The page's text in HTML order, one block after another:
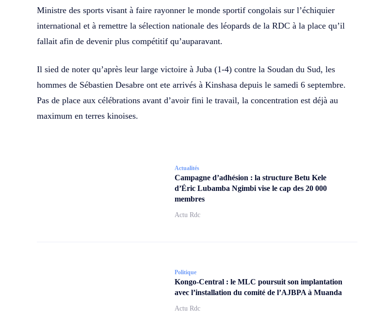
Ministre des sports visant à faire rayonner le monde sportif congolais sur l’échiquier
international et à remettre la sélection nationale des léopards de la RDC à la place qu’il
fallait afin de devenir plus compétitif qu’auparavant.
Il sied de noter qu’après leur large victoire à Juba (1-4) contre la Soudan du Sud, les
hommes de Sébastien Desabre ont ete arrivés à Kinshasa depuis le samedi 6 septembre.
Pas de place aux célébrations avant d’avoir fini le travail, la concentration est déjà au
maximum en terres kinoises.
Actualités
Campagne d’adhésion : la structure Betu Kele
d’Éric Lubamba Ngimbi vise le cap des 20 000
membres
Actu Rdc
Politique
Kongo-Central : le MLC poursuit son implantation
avec l’installation du comité de l’AJBPA à Muanda
Actu Rdc